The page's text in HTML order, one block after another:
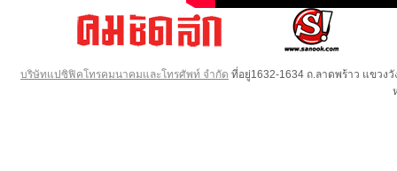
บริษัทแปซิฟิคโทรคมนาคมและโทรศัพท์ จำกัด ที่อยู่1632-1634 ถ.ลาดพร้าว แขวง